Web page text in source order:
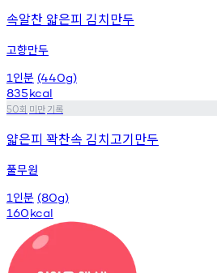
속알찬 얇은피 김치만두
고향만두
1 인분 (440g)
835kcal
50회 미만기록
얇은피 꽉찬속 김치고기만두
풀무원
1 인분 (80g)
160kcal